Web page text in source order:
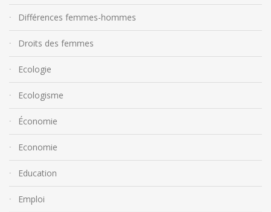
Différences femmes-hommes
Droits des femmes
Ecologie
Ecologisme
Économie
Economie
Education
Emploi